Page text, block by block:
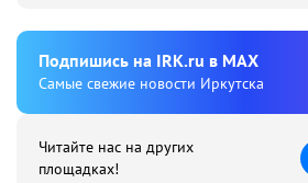
Подпишиcь на IRK.ru в MAX
Cамые свежие новости Иркутска
Читайте нас на других
площадках!